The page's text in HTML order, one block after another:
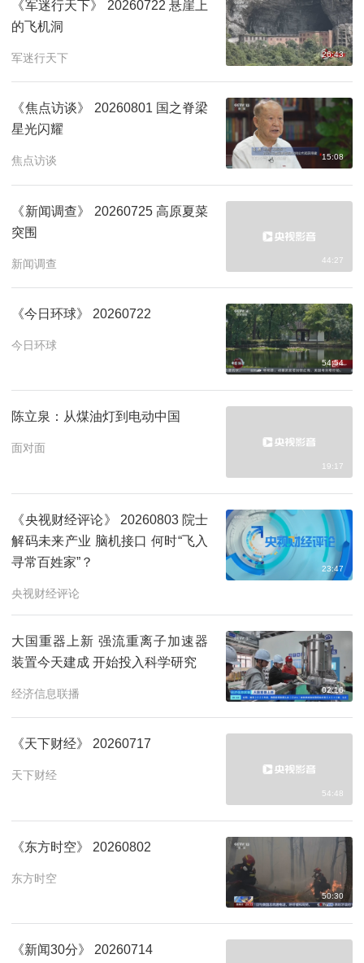
《军迷行天下》 20260722 悬崖上
的飞机洞
军迷行天下 26:43
《焦点访谈》 20260801 国之脊梁
星光闪耀
焦点访谈 15:08
《新闻调查》 20260725 高原夏菜
突围
新闻调查 44:27
《今日环球》 20260722
今日环球
54:54
陈立泉：从煤油灯到电动中国
面对面
19:17
《央视财经评论》 20260803 院士
解码未来产业 脑机接口 何时“飞入
寻常百姓家”？
央视财经评论
23:47
大国重器上新 强流重离子加速器
装置今天建成 开始投入科学研究
经济信息联播 02:16
《天下财经》 20260717
天下财经
54:48
《东方时空》 20260802
东方时空
50:30
《新闻30分》 20260714